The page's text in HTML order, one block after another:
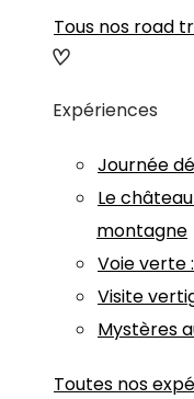
Tous nos road
Expériences
Journée
Le
montagne
Voie verte
Visite
Mystères
Toutes nos